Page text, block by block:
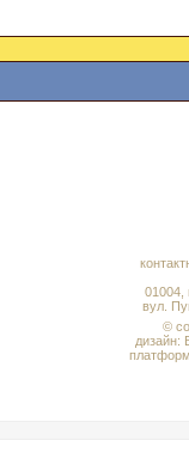
01004,
вул.
©
дизайн: